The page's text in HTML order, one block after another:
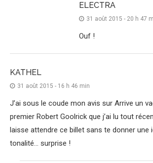
ELECTRA
31 août 2015 - 20 h 47
Ouf !
KATHEL
31 août 2015 - 16 h 46 min
J’ai sous le coude mon avis sur Arrive un
premier Robert Goolrick que j’ai lu tout
laisse attendre ce billet sans te donner une
tonalité… surprise !